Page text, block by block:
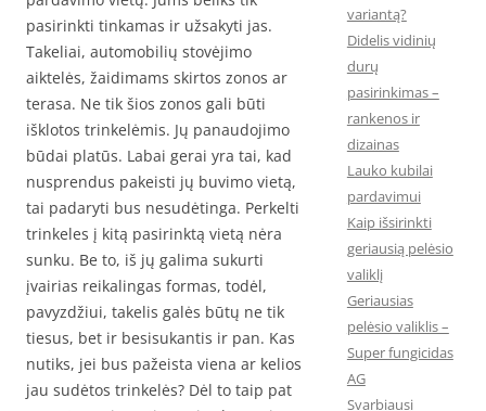
pasirinkti tinkamas ir užsakyti jas.
Takeliai, automobilių stovėjimo
aiktelės, žaidimams skirtos zonos ar
terasa. Ne tik šios zonos gali būti
išklotos trinkelėmis. Jų panaudojimo
būdai platūs. Labai gerai yra tai, kad
nusprendus pakeisti jų buvimo vietą,
tai padaryti bus nesudėtinga. Perkelti
trinkeles į kitą pasirinktą vietą nėra
sunku. Be to, iš jų galima sukurti
įvairias reikalingas formas, todėl,
pavyzdžiui, takelis galės būtų ne tik
tiesus, bet ir besisukantis ir pan. Kas
nutiks, jei bus pažeista viena ar kelios
jau sudėtos trinkelės? Dėl to taip pat
variantą?
Didelis vidinių
durų
pasirinkimas –
rankenos ir
dizainas
Lauko kubilai
pardavimui
Kaip išsirinkti
geriausią pelėsio
valiklį
Geriausias
pelėsio valiklis –
Super fungicidas
AG
Svarbiausi